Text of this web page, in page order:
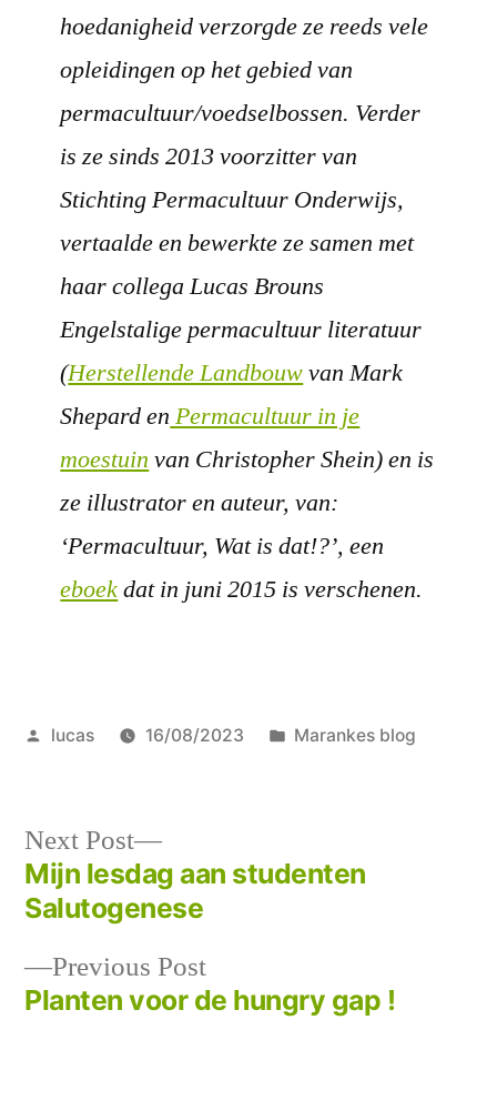
hoedanigheid verzorgde ze reeds vele
opleidingen op het gebied van
permacultuur/voedselbossen. Verder
is ze sinds 2013 voorzitter van
Stichting Permacultuur Onderwijs,
vertaalde en bewerkte ze samen met
haar collega Lucas Brouns
Engelstalige permacultuur literatuur
(Herstellende Landbouwvan Mark
Shepard en Permacultuur in je
moestuin van Christopher Shein) en is
ze illustrator en auteur, van:
‘Permacultuur, Wat is dat!?’, een
eboekdat in juni 2015 is verschenen.
Posted
lucas 16/08/2023
Posted
Marankes blog
Post
navigation
Previous PostPrevious
post:
Planten voor de hungry gap !
Next Post
Next
post:
Mijn lesdag aan studenten
Salutogenese